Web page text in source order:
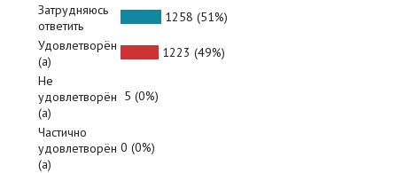
Затрудняюсь
ответить
1258 (51%)
Удовлетворён
(а)
1223 (49%)
Не
удовлетворён
(а)
5 (0%)
Частично
удовлетворён
(а)
0 (0%)